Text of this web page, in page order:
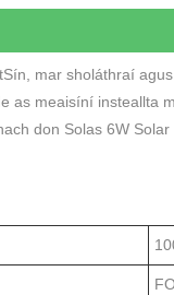
mar sholáthraí
as meaisíní insteallta
don Solas 6W